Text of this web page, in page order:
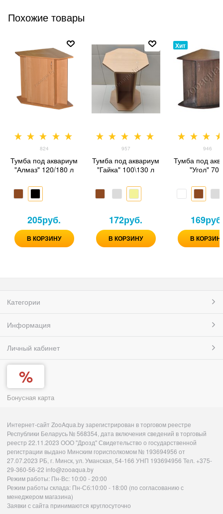
Похожие товары
824
Тумба под аквариум
"Алмаз" 120/180 л
205руб.
В КОРЗИНУ
957
Тумба под аквариум
"Гайка" 100\130 л
172руб.
В КОРЗИНУ
Хит
946
Тумба под
"Угол" 70
169
В
Категории
Информация
Личный кабинет
Бонусная карта
Интернет-сайт ZooAqua.by зарегистрирован в торговом реестре
Республики Беларусь № 568354, дата включения сведений в торговый
реестр 22.11.2023 ООО "Дрозд" Свидетельство о государственной
регистрации выдано Минским горисполкомом № 193694956 от
27.07.2023 РБ, г. Минск, ул. Уманская, 54-166 УНП 193694956 Тел. +375-
29-360-56-22 info@zooaqua.by
Режим работы: Пн-Вс: 10:00 - 20:00
Режим работы склада: Пн-Сб:10:00 - 18:00 (по согласованию с
менеджером магазина)
Заявки с сайта принимаются круглосуточно